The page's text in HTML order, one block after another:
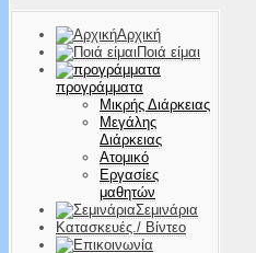
Αρχική
Ποιά είμαι
προγράμματα
Μικρής Διάρκειας
Μεγάλης
Διάρκειας
Ατομικό
Εργασίες
μαθητών
Σεμινάρια
Κατασκευές./ Βίντεο